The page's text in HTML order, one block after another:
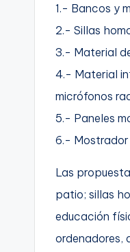
1.- Bancos y
2.- Sillas
3.- Material
4.- Material
micrófonos
5.- Paneles
6.- Mostrador
Las
patio; sillas
educación
ordenadores,